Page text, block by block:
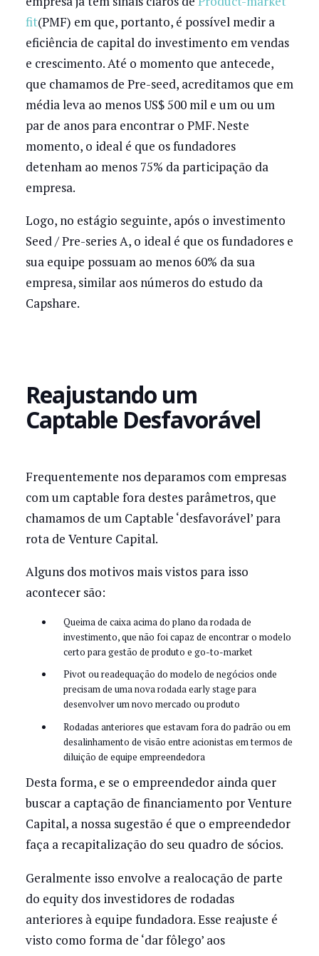
fit(PMF) em que, portanto, é possível medir a
eficiência de capital do investimento em vendas
e crescimento. Até o momento que antecede,
que chamamos de Pre-seed, acreditamos que em
média leva ao menos US$ 500 mil e um ou um
par de anos para encontrar o PMF. Neste
momento, o ideal é que os fundadores
detenham ao menos 75% da participação da
empresa.
Logo, no estágio seguinte, após o investimento
Seed / Pre-series A, o ideal é que os fundadores e
sua equipe possuam ao menos 60% da sua
empresa, similar aos números do estudo da
Capshare.
Reajustando um
Captable Desfavorável
Frequentemente nos deparamos com empresas
com um captable fora destes parâmetros, que
chamamos de um Captable ‘desfavorável’ para
rota de Venture Capital.
Alguns dos motivos mais vistos para isso
acontecer são:
Queima de caixa acima do plano da rodada de
investimento, que não foi capaz de encontrar o modelo
certo para gestão de produto e go-to-market
Pivot ou readequação do modelo de negócios onde
precisam de uma nova rodada early stage para
desenvolver um novo mercado ou produto
Rodadas anteriores que estavam fora do padrão ou em
desalinhamento de visão entre acionistas em termos de
diluição de equipe empreendedora
Desta forma, e se o empreendedor ainda quer
buscar a captação de financiamento por Venture
Capital, a nossa sugestão é que o empreendedor
faça a recapitalização do seu quadro de sócios.
Geralmente isso envolve a realocação de parte
do equity dos investidores de rodadas
anteriores à equipe fundadora. Esse reajuste é
visto como forma de ‘dar fôlego’ aos